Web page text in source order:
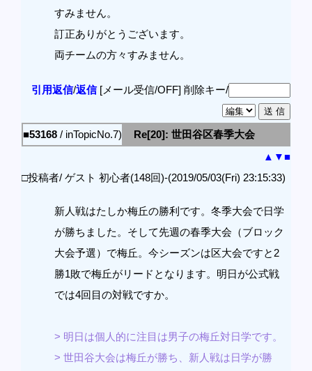
すみません。
訂正ありがとうございます。
両チームの方々すみません。
引用返信/返信[メール受信/OFF] 削除キー/
■53168 / inTopicNo.7)
Re[20]: 世田谷区春季大会
▲ ▼■
□投稿者/ ゲスト 初心者(148回)-(2019/05/03(Fri) 23:15:33)
新人戦はたしか梅丘の勝利です。冬季大会で日学
が勝ちました。そして先週の春季大会（ブロック
大会予選）で梅丘。今シーズンは区大会ですと2
勝1敗で梅丘がリードとなります。明日が公式戦
では4回目の対戦ですか。
> 明日は個人的に注目は男子の梅丘対日学です。
> 世田谷大会は梅丘が勝ち、新人戦は日学が勝